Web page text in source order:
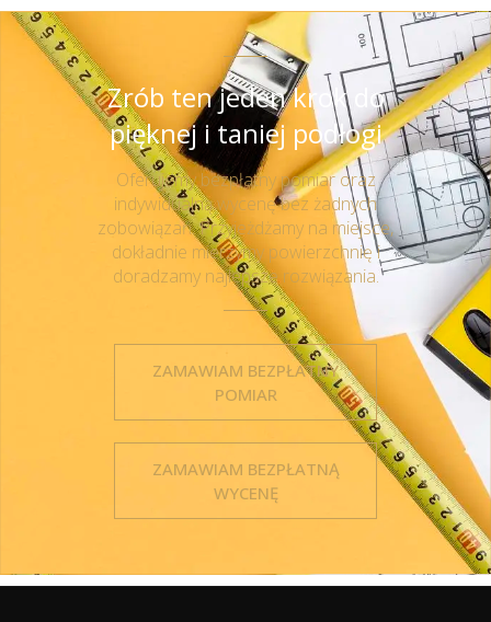
ZAMAWIAM BEZPŁATNY
POMIAR
Zrób ten jeden krok do
pięknej i taniej podłogi
Oferujemy bezpłatny pomiar oraz
indywidualną wycenę bez żadnych
zobowiązań. Przyjeżdżamy na miejsce,
dokładnie mierzymy powierzchnię i
doradzamy najlepsze rozwiązania.
ZAMAWIAM BEZPŁATNĄ
WYCENĘ